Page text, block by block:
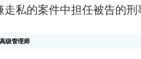
走私的案件中担任被告的
级管理师